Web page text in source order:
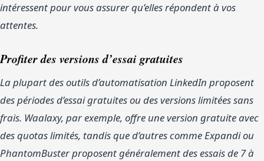
intéressent pour vous assurer qu’elles répondent à vos
attentes.
Profiter des versions d’essai gratuites
La plupart des outils d’automatisation LinkedIn proposent
des périodes d’essai gratuites ou des versions limitées sans
frais. Waalaxy, par exemple, offre une version gratuite avec
des quotas limités, tandis que d’autres comme Expandi ou
PhantomBuster proposent généralement des essais de 7 à